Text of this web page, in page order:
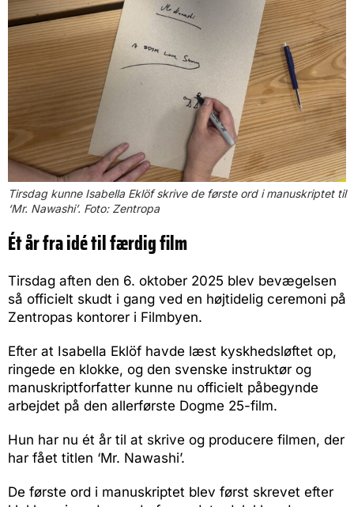
Tirsdag kunne Isabella Eklöf skrive de første ord i manuskriptet til
‘Mr. Nawashi’. Foto: Zentropa
Ét år fra idé til færdig film
Tirsdag aften den 6. oktober 2025 blev bevægelsen
så officielt skudt i gang ved en højtidelig ceremoni på
Zentropas kontorer i Filmbyen.
Efter at Isabella Eklöf havde læst kyskhedsløftet op,
ringede en klokke, og den svenske instruktør og
manuskriptforfatter kunne nu officielt påbegynde
arbejdet på den allerførste Dogme 25-film.
Hun har nu ét år til at skrive og producere filmen, der
har fået titlen ‘Mr. Nawashi’.
De første ord i manuskriptet blev først skrevet efter